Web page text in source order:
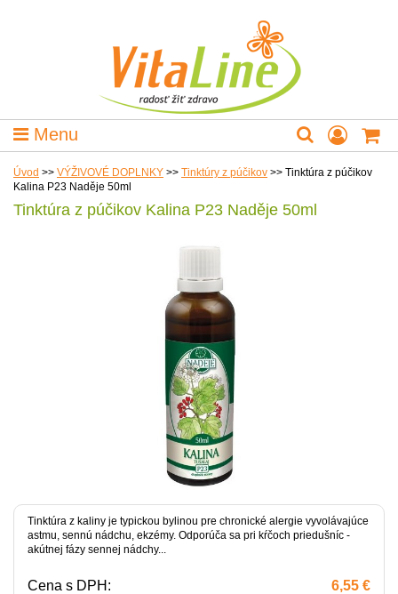
Menu
Úvod >> VÝŽIVOVÉ DOPLNKY >> Tinktúry z púčikov >> Tinktúra z púčikov
Kalina P23 Naděje 50ml
Tinktúra z púčikov Kalina P23 Naděje 50ml
Tinktúra z kaliny je typickou bylinou pre chronické alergie vyvolávajúce
astmu, sennú nádchu, ekzémy. Odporúča sa pri kŕčoch priedušníc -
akútnej fázy sennej nádchy...
Cena s DPH: 6,55 €